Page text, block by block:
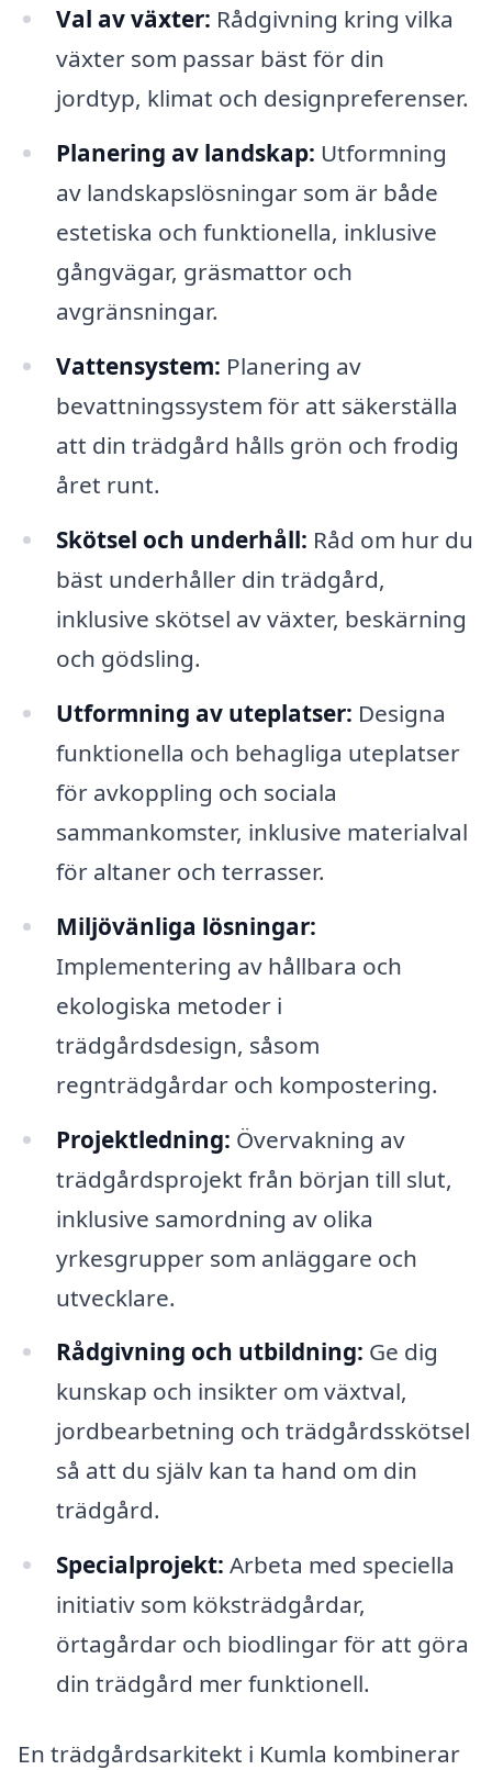
Val av växter: Rådgivning kring vilka
växter som passar bäst för din
jordtyp, klimat och designpreferenser.
Planering av landskap: Utformning
av landskapslösningar som är både
estetiska och funktionella, inklusive
gångvägar, gräsmattor och
avgränsningar.
Vattensystem: Planering av
bevattningssystem för att säkerställa
att din trädgård hålls grön och frodig
året runt.
Skötsel och underhåll: Råd om hur du
bäst underhåller din trädgård,
inklusive skötsel av växter, beskärning
och gödsling.
Utformning av uteplatser: Designa
funktionella och behagliga uteplatser
för avkoppling och sociala
sammankomster, inklusive materialval
för altaner och terrasser.
Miljövänliga lösningar:
Implementering av hållbara och
ekologiska metoder i
trädgårdsdesign, såsom
regnträdgårdar och kompostering.
Projektledning: Övervakning av
trädgårdsprojekt från början till slut,
inklusive samordning av olika
yrkesgrupper som anläggare och
utvecklare.
Rådgivning och utbildning: Ge dig
kunskap och insikter om växtval,
jordbearbetning och trädgårdsskötsel
så att du själv kan ta hand om din
trädgård.
Specialprojekt: Arbeta med speciella
initiativ som köksträdgårdar,
örtagårdar och biodlingar för att göra
din trädgård mer funktionell.
En trädgårdsarkitekt i Kumla kombinerar